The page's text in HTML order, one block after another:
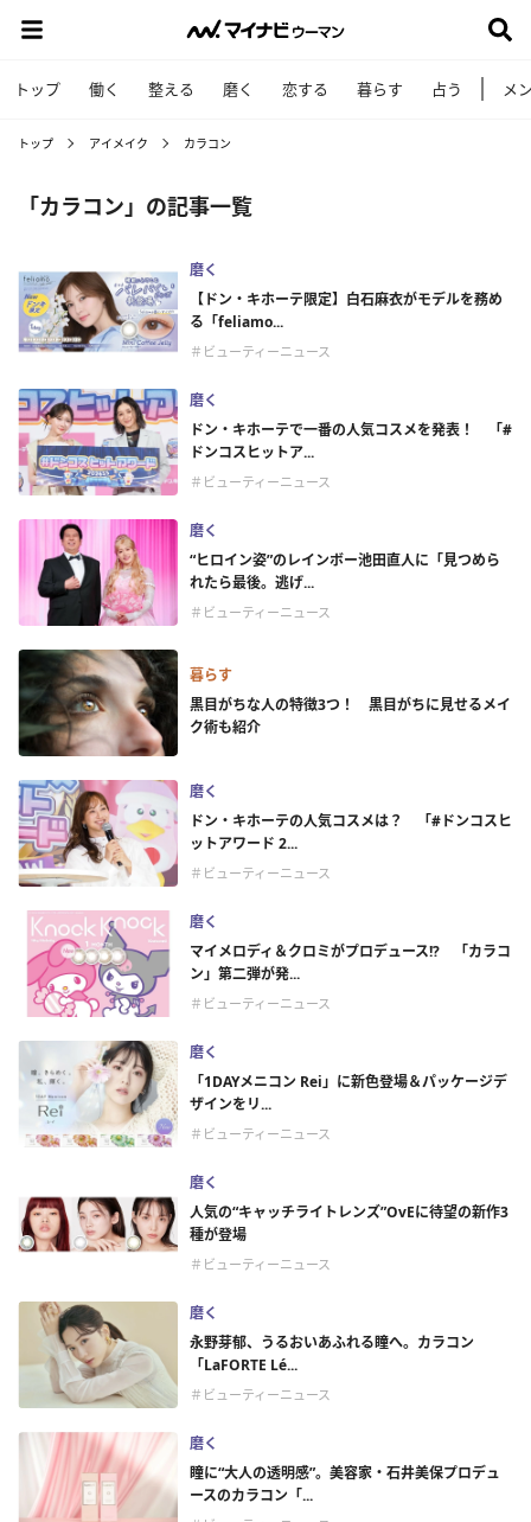
トップ 働く 整える 磨く 恋する 暮らす 占う メ
トップ アイメイク カラコン
「カラコン」の記事一覧
磨く
【ドン・キホーテ限定】白石麻衣がモデルを務め
る「feliamo...
＃ビューティーニュース
磨く
ドン・キホーテで一番の人気コスメを発表！ 「#
ドンコスヒットア...
＃ビューティーニュース
磨く
“ヒロイン姿”のレインボー池田直人に「見つめら
れたら最後。逃げ...
＃ビューティーニュース
暮らす
黒目がちな人の特徴3つ！ 黒目がちに見せるメイ
ク術も紹介
磨く
ドン・キホーテの人気コスメは？ 「#ドンコスヒ
ットアワード 2...
＃ビューティーニュース
磨く
マイメロディ＆クロミがプロデュース!? 「カラコ
ン」第二弾が発...
＃ビューティーニュース
磨く
「1DAYメニコン Rei」に新色登場＆パッケージデ
ザインをリ...
＃ビューティーニュース
磨く
人気の“キャッチライトレンズ”OvEに待望の新作3
種が登場
＃ビューティーニュース
磨く
永野芽郁、うるおいあふれる瞳へ。カラコン
「LaFORTE Lé...
＃ビューティーニュース
磨く
瞳に“大人の透明感”。美容家・石井美保プロデュ
ースのカラコン「...